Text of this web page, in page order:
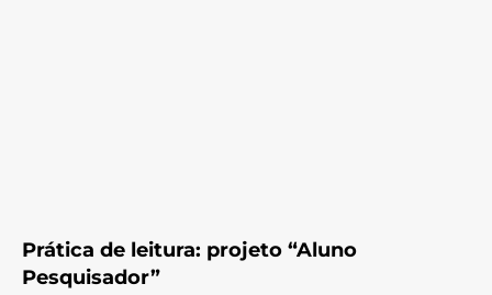
Prática de leitura: projeto “Aluno
Pesquisador”